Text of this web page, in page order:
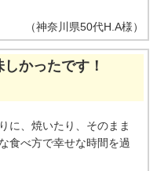
（神奈川県50代H.A様）
かったです！
に、焼いたり、そのまま
食べ方で幸せな時間を過